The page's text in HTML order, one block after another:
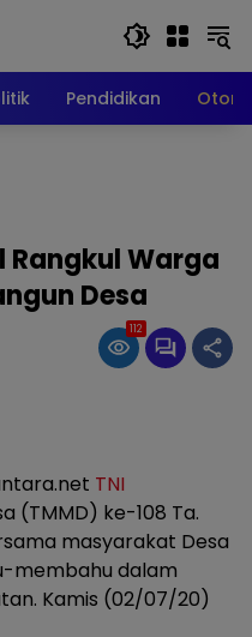
Pendidikan
Rangkul Warga
Desa
112
TNI
(TMMD) ke-108 Ta.
masyarakat Desa
membahu dalam
Kamis (02/07/20)